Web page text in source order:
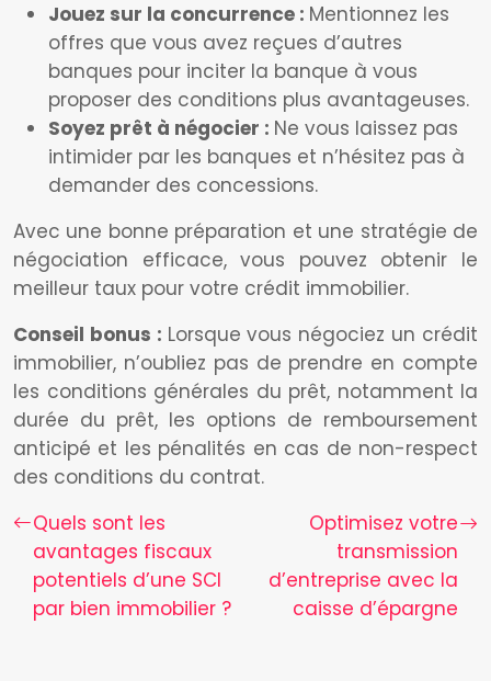
Jouez sur la concurrence : Mentionnez les
offres que vous avez reçues d’autres
banques pour inciter la banque à vous
proposer des conditions plus avantageuses.
Soyez prêt à négocier : Ne vous laissez pas
intimider par les banques et n’hésitez pas à
demander des concessions.
Avec une bonne préparation et une stratégie de
négociation efficace, vous pouvez obtenir le
meilleur taux pour votre crédit immobilier.
Conseil bonus : Lorsque vous négociez un crédit
immobilier, n’oubliez pas de prendre en compte
les conditions générales du prêt, notamment la
durée du prêt, les options de remboursement
anticipé et les pénalités en cas de non-respect
des conditions du contrat.
Quels sont les
avantages fiscaux
potentiels d’une SCI
par bien immobilier ?
Optimisez votre
transmission
d’entreprise avec la
caisse d’épargne